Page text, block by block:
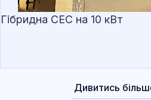
Гібридна СЕС на 10 кВт
Дивитись